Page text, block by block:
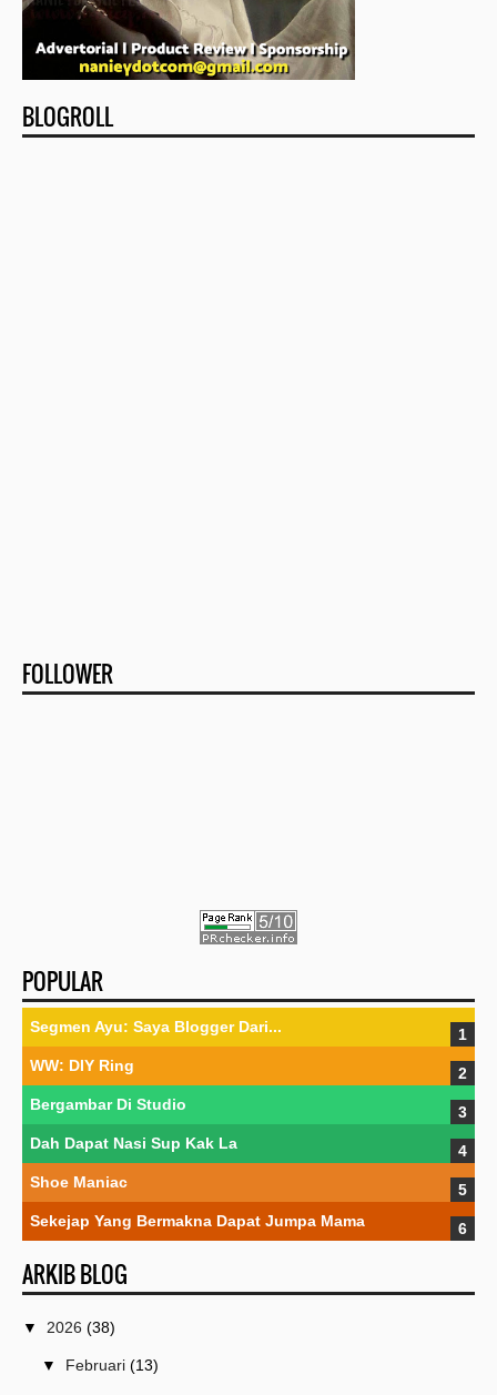
BLOGROLL
FOLLOWER
POPULAR
Segmen Ayu: Saya Blogger Dari...
WW: DIY Ring
Bergambar Di Studio
Dah Dapat Nasi Sup Kak La
Shoe Maniac
Sekejap Yang Bermakna Dapat Jumpa Mama
ARKIB BLOG
▼ 2026 (38)
▼ Februari (13)